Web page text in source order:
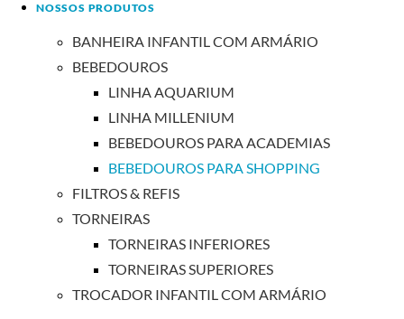
NOSSOS PRODUTOS
BANHEIRA INFANTIL COM ARMÁRIO
BEBEDOUROS
LINHA AQUARIUM
LINHA MILLENIUM
BEBEDOUROS PARA ACADEMIAS
BEBEDOUROS PARA SHOPPING
FILTROS & REFIS
TORNEIRAS
TORNEIRAS INFERIORES
TORNEIRAS SUPERIORES
TROCADOR INFANTIL COM ARMÁRIO